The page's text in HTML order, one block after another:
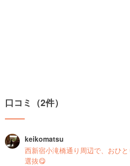
口コミ（2件）
keikomatsu
西新宿小滝橋通り周辺で、おひ
選抜😋